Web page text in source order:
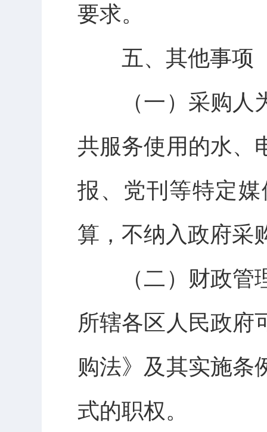
要求。
五、其他事项
（一）采购
共服务使用的水、
报、党刊等特定
算，不纳入政府采
（二）财政
所辖各区人民政府
购法》及其实施条
式的职权。